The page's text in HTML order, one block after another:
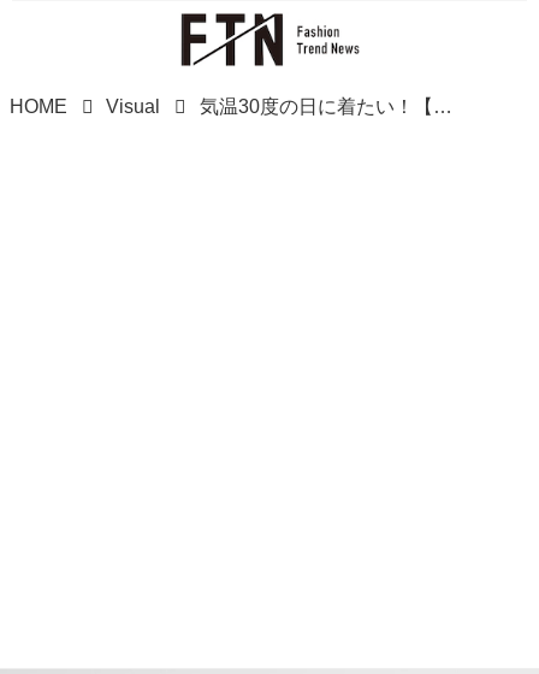
HOME Visual 気温30度の日に着たい！【ユニクロ・GU】一枚あると便利♡「快適トップス」